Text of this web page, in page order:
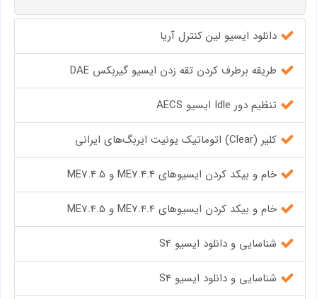
دانلود ایسیو لین کنترل آریا
طریقه برطرف کردن تقه زدن ایسیو گیربکس DAE
تنظیم دور Idle ایسیو AECS
کلیر (Clear) اتوماتیک یونیت ایربگ‌های ایرانی
خام و بیکد کردن ایسیوهای ME7.4.4 و ME7.4.5
خام و بیکد کردن ایسیوهای ME7.4.4 و ME7.4.5
شناسایی و دانلود ایسیو S4
شناسایی و دانلود ایسیو S4